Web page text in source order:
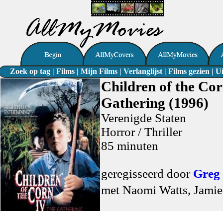
Zoek op tag | Films | Mijn Films | Verlanglijst | Films gezien |
Children of the
Gathering (1996)
Verenigde Staten
Horror / Thriller
85 minuten
geregisseerd door Greg
met Naomi Watts,